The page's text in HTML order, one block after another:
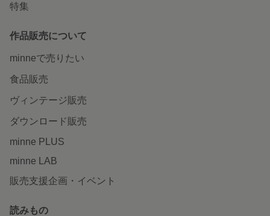
特集
作品販売について
minneで売りたい
食品販売
ヴィンテージ販売
ダウンロード販売
minne PLUS
minne LAB
販売支援企画・イベント
読みもの